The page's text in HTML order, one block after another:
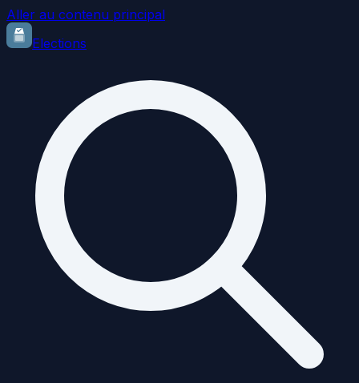
Aller au contenu principal
Elections